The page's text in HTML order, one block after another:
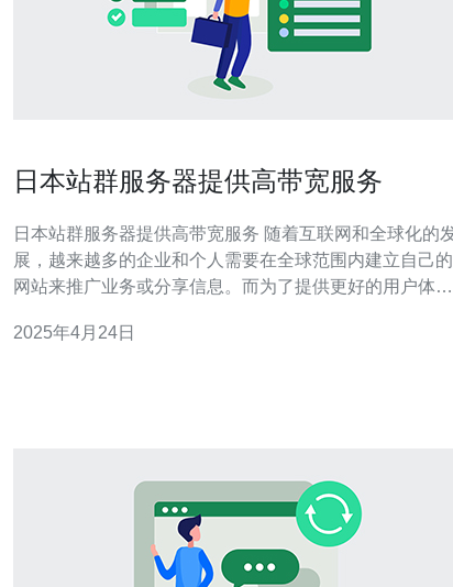
日本站群服务器提供高带宽服务
日本站群服务器提供高带宽服务 随着互联网和全球化的发
展，越来越多的企业和个人需要在全球范围内建立自己的
网站来推广业务或分享信息。而为了提供更好的用户体
服务器以其卓越的性能和高速的网络连接而备受推崇。 日
2025年4月24日